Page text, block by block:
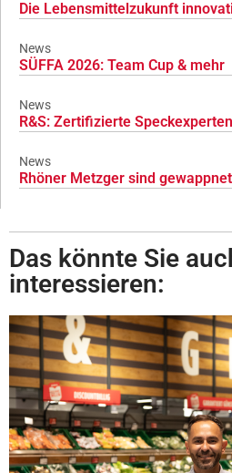
Die Lebensmittelzukunft
News
SÜFFA 2026: Team Cup & mehr
News
R&S: Zertifizierte Speckexperten
News
Rhöner Metzger sind gewappnet
Das könnte Sie
interessieren: